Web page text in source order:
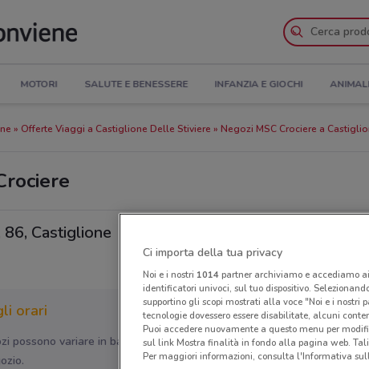
MOTORI SALUTE E BENESSERE INFANZIA E GIOCHI ANIMALI
Offerte Viaggi a Castiglione Delle Stiviere Negozi MSC Crociere a
Castiglione
orari
possono variare in base agli ultimi provvedimenti regionali o
Ci importa della tua privacy
Noi e i nostri 1014partner archiviamo e accediamo
identificatori univoci, sul tuo dispositivo.
supportino gli scopi mostrati alla voce "Noi e i
tecnologie dovessero essere disabilitate, alcuni
Puoi accedere nuovamente a questo menu per
sul link Mostra finalità in fondo alla pagina web.
Per maggiori informazioni, consulta l'Informativa